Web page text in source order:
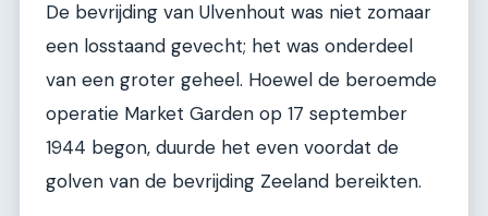
De bevrijding van Ulvenhout was niet zomaar
een losstaand gevecht; het was onderdeel
van een groter geheel. Hoewel de beroemde
operatie Market Garden op 17 september
1944 begon, duurde het even voordat de
golven van de bevrijding Zeeland bereikten.